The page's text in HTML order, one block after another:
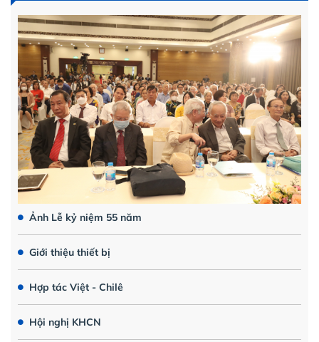
Ảnh Lễ kỷ niệm 55 năm
Giới thiệu thiết bị
Hợp tác Việt - Chilê
Hội nghị KHCN